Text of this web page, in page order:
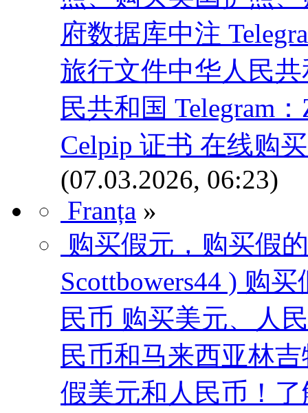
府数据库中注
旅行文件中华人民
民共和国 Telegram
Celpip 证书 在线购
(07.03.2026, 06:23)
Franța »
购买假元，购买假
Scottbowers44 ) 购
民币 购买美元、人
民币和马来西亚林
假美元和人民币！